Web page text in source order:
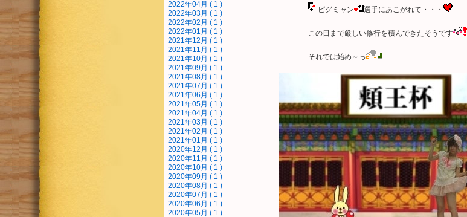
2022年04月 ( 1 )
2022年03月 ( 1 )
2022年02月 ( 1 )
2022年01月 ( 1 )
2021年12月 ( 1 )
2021年11月 ( 1 )
2021年10月 ( 1 )
2021年09月 ( 1 )
2021年08月 ( 1 )
2021年07月 ( 1 )
2021年06月 ( 1 )
2021年05月 ( 1 )
2021年04月 ( 1 )
2021年03月 ( 1 )
2021年02月 ( 1 )
2021年01月 ( 1 )
2020年12月 ( 1 )
2020年11月 ( 1 )
2020年10月 ( 1 )
2020年09月 ( 1 )
2020年08月 ( 1 )
2020年07月 ( 1 )
2020年06月 ( 1 )
2020年05月 ( 1 )
ピグミャン 選手にあこがれて・・・
この日まで厳しい修行を積んできたそうです
それでは始め～っ